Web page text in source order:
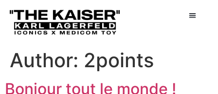
Author: 2points
Bonjour tout le monde !